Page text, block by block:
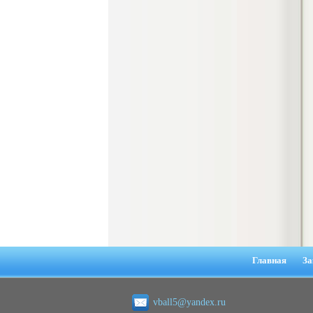
Диплом, 2023 г.
Главная
vball5@yandex.ru